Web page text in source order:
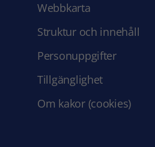
Webbkarta
Struktur och innehåll
Personuppgifter
Tillgänglighet
Om kakor (cookies)